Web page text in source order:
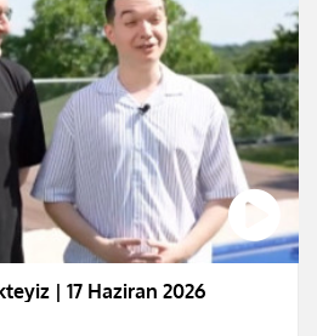
| 17 Haziran 2026